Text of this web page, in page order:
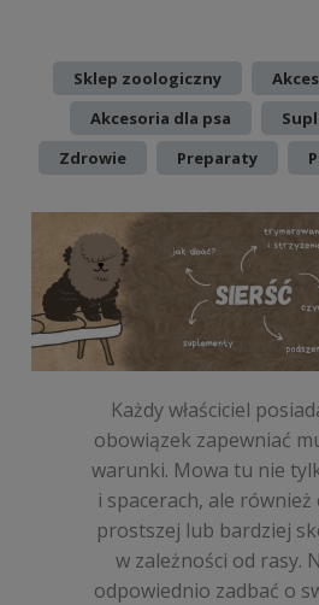
Sklep zoologiczny
Akcesoria dla psa
Zdrowie Preparaty
Każdy właściciel
obowiązek zapewniać
warunki. Mowa tu nie
i spacerach, ale
prostszej lub bardziej
w zależności od rasy.
odpowiednio zadbać o